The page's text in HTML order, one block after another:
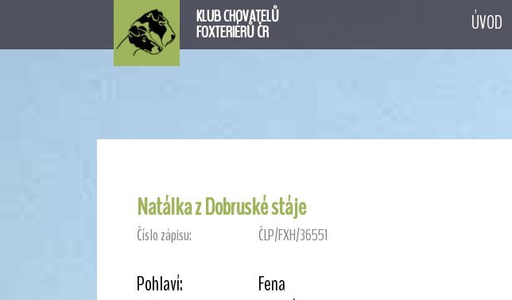
KLUB CHOVATELŮ
FOXTERIÉRŮ ČR ÚVOD
Natálka z Dobruské stáje
Číslo zápisu: ČLP/FXH/36551
Pohlaví:
Fena